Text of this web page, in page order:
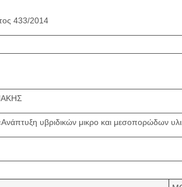
433/2014
υβριδικών μικρο και μεσοπορώδων